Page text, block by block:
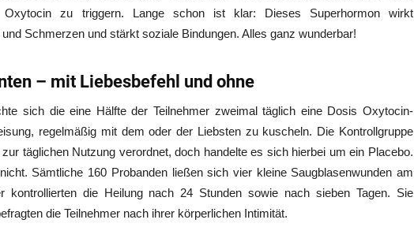
zu triggern. Lange schon ist klar: Dieses Superhormon wirkt
Schmerzen und stärkt soziale Bindungen. Alles ganz wunderbar!
– mit Liebesbefehl und ohne
sich die eine Hälfte der Teilnehmer zweimal täglich eine Dosis Oxytocin-
regelmäßig mit dem oder der Liebsten zu kuscheln. Die Kontrollgruppe
täglichen Nutzung verordnet, doch handelte es sich hierbei um ein Placebo.
Sämtliche 160 Probanden ließen sich vier kleine Saugblasenwunden am
kontrollierten die Heilung nach 24 Stunden sowie nach sieben Tagen. Sie
die Teilnehmer nach ihrer körperlichen Intimität.